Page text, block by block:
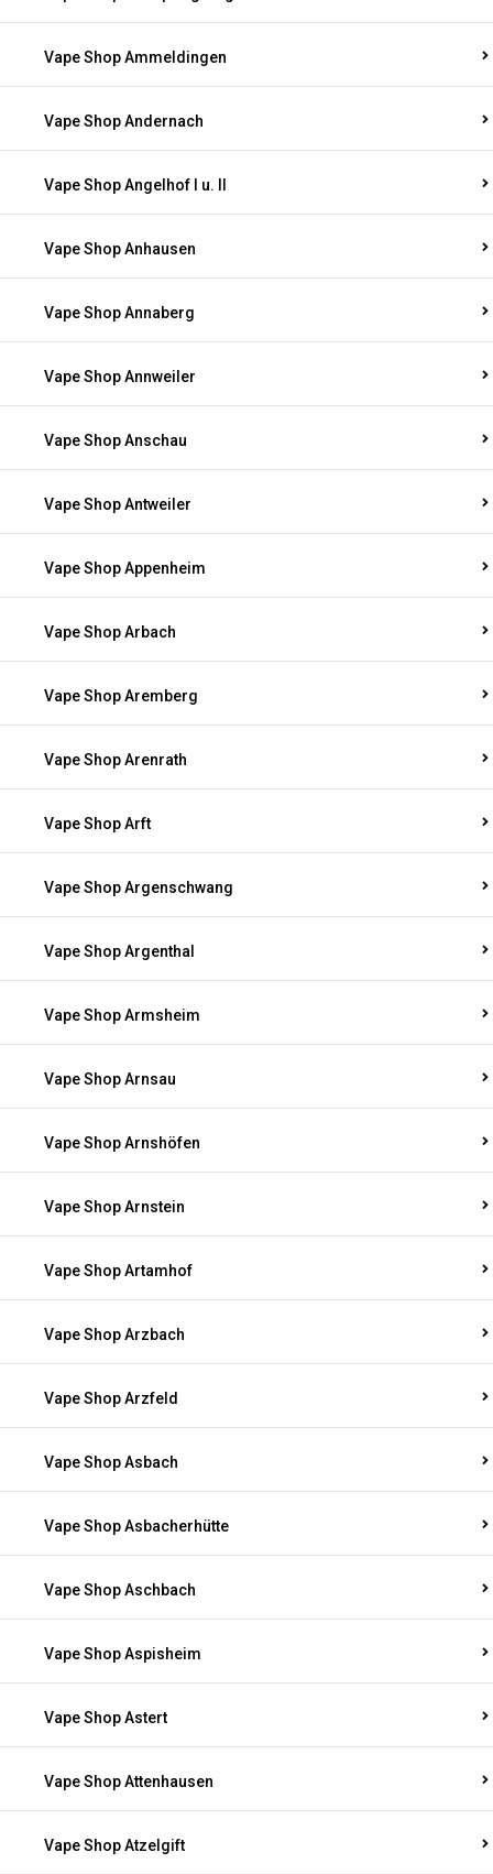
Vape Shop Ammeldingen
Vape Shop Andernach
Vape Shop Angelhof I u. II
Vape Shop Anhausen
Vape Shop Annaberg
Vape Shop Annweiler
Vape Shop Anschau
Vape Shop Antweiler
Vape Shop Appenheim
Vape Shop Arbach
Vape Shop Aremberg
Vape Shop Arenrath
Vape Shop Arft
Vape Shop Argenschwang
Vape Shop Argenthal
Vape Shop Armsheim
Vape Shop Arnsau
Vape Shop Arnshöfen
Vape Shop Arnstein
Vape Shop Artamhof
Vape Shop Arzbach
Vape Shop Arzfeld
Vape Shop Asbach
Vape Shop Asbacherhütte
Vape Shop Aschbach
Vape Shop Aspisheim
Vape Shop Astert
Vape Shop Attenhausen
Vape Shop Atzelgift